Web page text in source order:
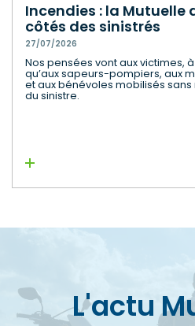
Incendies : la Mutuelle
côtés des sinistrés
27/07/2026
Nos pensées vont aux victimes,
qu’aux sapeurs-pompiers, aux
et aux bénévoles mobilisés
du sinistre.
Lire la suite
L'actu